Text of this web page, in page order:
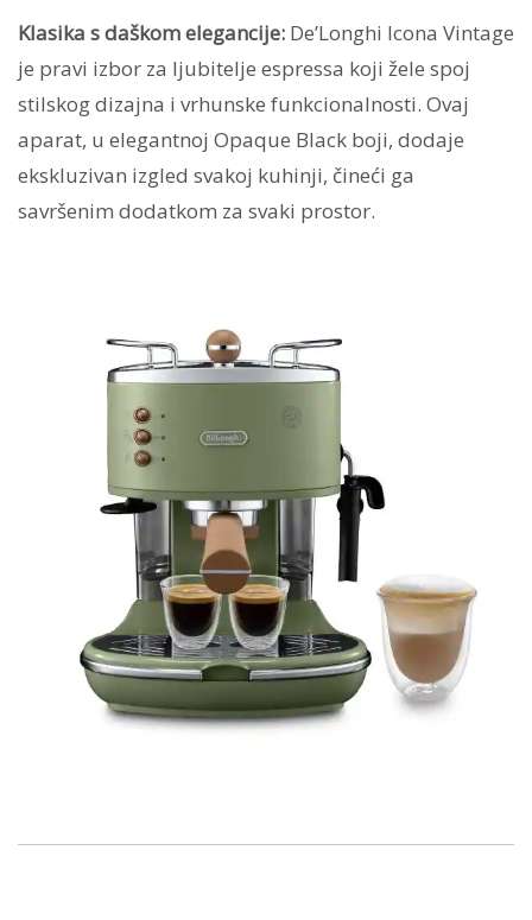
Klasika s daškom elegancije: De’Longhi Icona Vintage
je pravi izbor za ljubitelje espressa koji žele spoj
stilskog dizajna i vrhunske funkcionalnosti. Ovaj
aparat, u elegantnoj Opaque Black boji, dodaje
ekskluzivan izgled svakoj kuhinji, čineći ga
savršenim dodatkom za svaki prostor.